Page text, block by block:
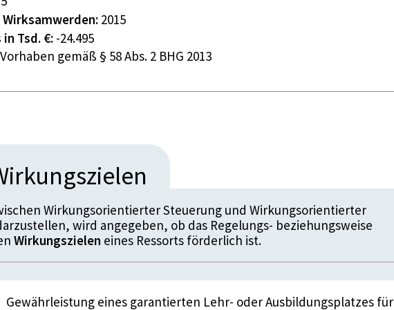
2015
Tsd. €: -24.495
Vorhaben gemäß § 58 Abs. 2 BHG 2013
Wirkungsorientierter Steuerung und Wirkungsorientierter
wird angegeben, ob das Regelungs- beziehungsweise
Wirkungszielen eines Ressorts förderlich ist.
Gewährleistung eines garantierten Lehr- oder Ausbildungsplatzes für